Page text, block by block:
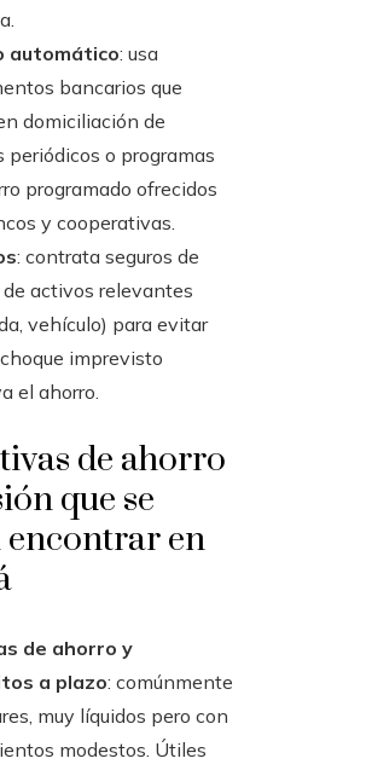
automático: usa
bancarios que
domiciliación de
periódicos o programas
programado ofrecidos
y cooperativas.
: contrata seguros de
de activos relevantes
vehículo) para evitar
imprevisto
el ahorro.
de ahorro
que se
encontrar en
de ahorro y
a plazo: comúnmente
muy líquidos pero con
modestos. Útiles